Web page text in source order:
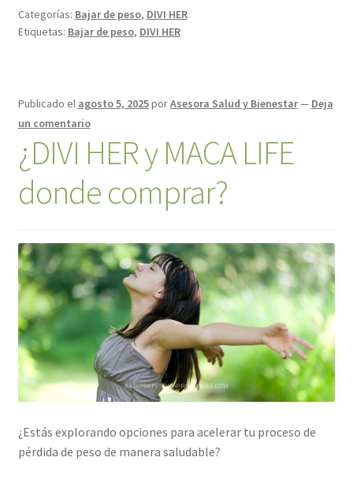
Categorías: Bajar de peso, DIVI HER
Etiquetas: Bajar de peso, DIVI HER
Publicado el agosto 5, 2025porAsesora Salud y Bienestar— Deja
un comentario
¿DIVI HER y MACA LIFE
donde comprar?
¿Estás explorando opciones para acelerar tu proceso de
pérdida de peso de manera saludable?